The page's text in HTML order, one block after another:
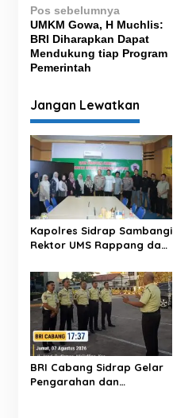
N
a
v
i
g
a
s
i
p
o
s
Pos sebelumnya
UMKM Gowa, H Muchlis:
BRI Diharapkan Dapat
Mendukung tiap Program
Pemerintah
Jangan Lewatkan
Kapolres Sidrap Sambangi
Rektor UMS Rappang dan
Kampus dan Kepolisian
BRI Cabang Sidrap Gelar
Pengarahan dan